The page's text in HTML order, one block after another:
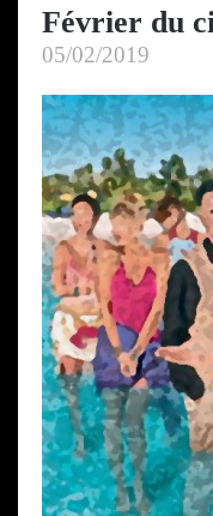
Février du
05/02/2019